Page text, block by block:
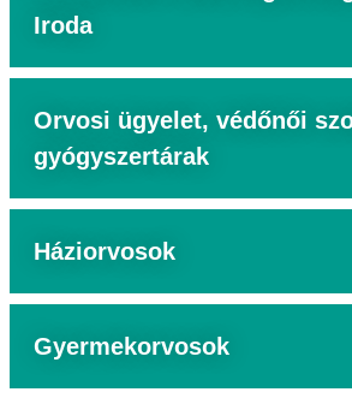
Iroda
Orvosi ügyelet, védőnői
gyógyszertárak
Háziorvosok
Gyermekorvosok